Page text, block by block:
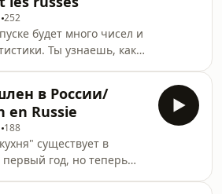
paris.com/post/
метод-кнута-и-пряника-
la-carotte-ou-le-bâton.
252
будет много чисел и
Ты узнаешь, какая
люди. Ссылка на
www.russe-
сколько-
россияне--combien-
russes
в России/
en Russie
188
существует в
первый год, но теперь